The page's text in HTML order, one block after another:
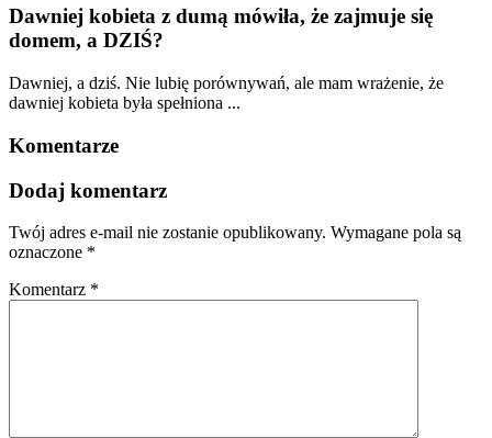
Dawniej kobieta z dumą mówiła, że zajmuje się
domem, a DZIŚ?
Dawniej, a dziś. Nie lubię porównywań, ale mam wrażenie, że
dawniej kobieta była spełniona ...
Komentarze
Dodaj komentarz
Twój adres e-mail nie zostanie opublikowany. Wymagane pola są
oznaczone *
Komentarz *